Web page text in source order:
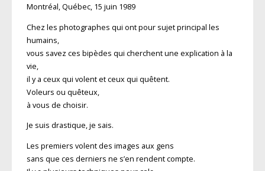
Montréal, Québec, 15 juin 1989
Chez les photographes qui ont pour sujet principal les
humains,
vous savez ces bipèdes qui cherchent une explication à la
vie,
il y a ceux qui volent et ceux qui quêtent.
Voleurs ou quêteux,
à vous de choisir.
Je suis drastique, je sais.
Les premiers volent des images aux gens
sans que ces derniers ne s’en rendent compte.